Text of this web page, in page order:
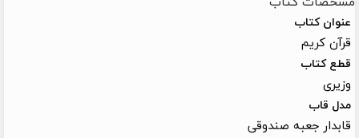
عنوان کتاب
قرآن کریم
قطع کتاب
وزیری
مدل قاب
قابدار جعبه صندوقی